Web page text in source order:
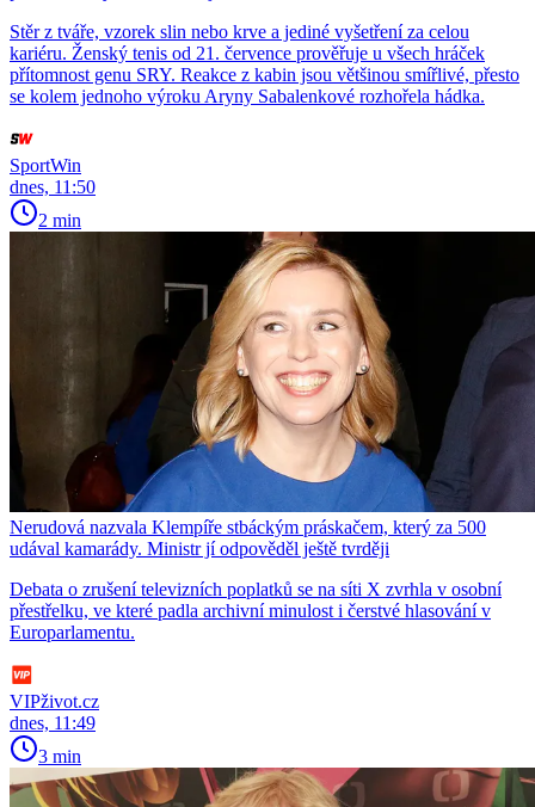
Stěr z tváře, vzorek slin nebo krve a jediné vyšetření za celou
kariéru. Ženský tenis od 21. července prověřuje u všech hráček
přítomnost genu SRY. Reakce z kabin jsou většinou smířlivé, přesto
se kolem jednoho výroku Aryny Sabalenkové rozhořela hádka.
SportWin
dnes, 11:50
2 min
Nerudová nazvala Klempíře stbáckým práskačem, který za 500
udával kamarády. Ministr jí odpověděl ještě tvrději
Debata o zrušení televizních poplatků se na síti X zvrhla v osobní
přestřelku, ve které padla archivní minulost i čerstvé hlasování v
Europarlamentu.
VIPživot.cz
dnes, 11:49
3 min